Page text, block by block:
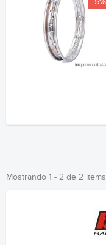
Mostrando 1 - 2 de 2 items